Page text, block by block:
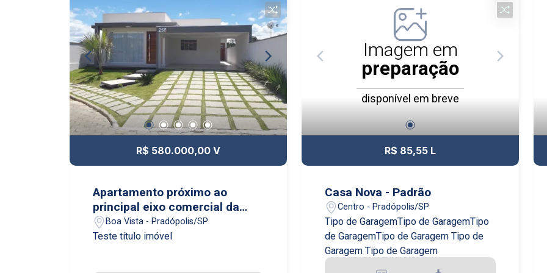
R$ 580.000,00 V
Apartamento próximo ao
principal eixo comercial da
cidade
Boa Vista - Pradópolis/SP
Teste título imóvel
Imagem em
preparação
disponível em breve
R$ 85,55 L
Casa Nova - Padrão
Centro - Pradópolis/SP
Tipo de GaragemTipo de GaragemTipo
de GaragemTipo de Garagem Tipo de
Garagem Tipo de Garagem